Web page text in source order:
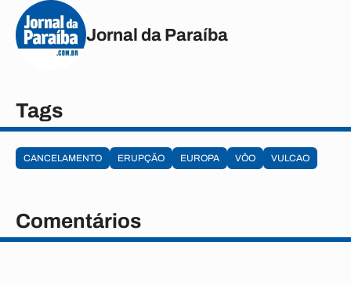
Jornal da Paraíba
Tags
CANCELAMENTO ERUPÇÃO EUROPA VÔO VULCAO
Comentários